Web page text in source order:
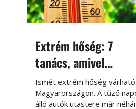
Extrém hőség: 7
tanács, amivel
megóvhatjuk
autónkat a nyári
Ismét extrém hőség várható
Magyarországon. A tűző
álló autók utastere már